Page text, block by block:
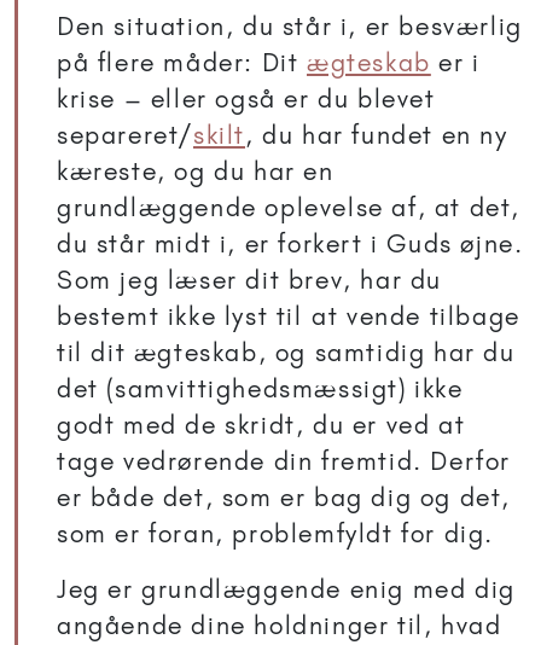
Den situation, du står i, er besværlig
på flere måder: Ditægteskab er i
krise – eller også er du blevet
separeret/skilt, du har fundet en ny
kæreste, og du har en
grundlæggende oplevelse af, at det,
du står midt i, er forkert i Guds øjne.
Som jeg læser dit brev, har du
bestemt ikke lyst til at vende tilbage
til dit ægteskab, og samtidig har du
det (samvittighedsmæssigt) ikke
godt med de skridt, du er ved at
tage vedrørende din fremtid. Derfor
er både det, som er bag dig og det,
som er foran, problemfyldt for dig.
Jeg er grundlæggende enig med dig
angående dine holdninger til, hvad